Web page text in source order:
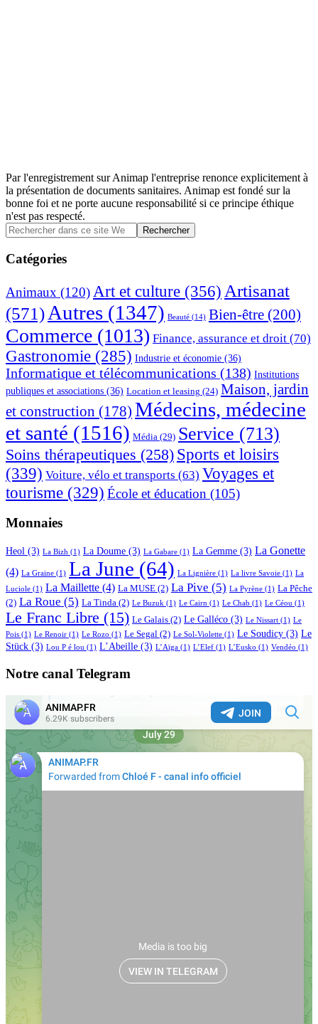
Par l'enregistrement sur Animap l'entreprise renonce explicitement à
la présentation de documents sanitaires. Animap est fondé sur la
bonne foi et ne porte aucune responsabilité si ce principe éthique
n'est pas respecté.
Barre
latérale
principale
Rechercher
dans
ce
site
Catégories
Animaux (120) Art et culture (356) Artisanat
(571) Autres (1347) Beauté (14) Bien-être (200)
Commerce (1013) Finance, assurance et droit (70)
Gastronomie (285) Industrie et économie (36)
Informatique et télécommunications (138) Institutions
publiques et associations (36) Location et leasing (24) Maison, jardin
et construction (178) Médecins, médecine
et santé (1516) Média (29) Service (713)
Soins thérapeutiques (258) Sports et loisirs
(339) Voiture, vélo et transports (63) Voyages et
tourisme (329) École et éducation (105)
Monnaies
Heol (3) La Bizh (1) La Doume (3) La Gabare (1) La Gemme (3) La Gonette
(4) La Graine (1) La June (64) La Lignière (1) La livre Savoie (1) La
Luciole (1) La Maillette (4) La MUSE (2) La Pive (5) La Pyrène (1) La Pêche
(2) La Roue (5) La Tinda (2) Le Buzuk (1) Le Cairn (1) Le Chab (1) Le Céou (1)
Le Franc Libre (15) Le Galais (2) Le Galléco (3) Le Nissart (1) Le
Pois (1) Le Renoir (1) Le Rozo (1) Le Segal (2) Le Sol-Violette (1) Le Soudicy (3) Le
Stück (3) Lou P é lou (1) L’Abeille (3) L’Aïga (1) L’Elef (1) L’Eusko (1) Vendéo (1)
Notre canal Telegram